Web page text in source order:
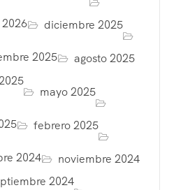
diciembre 2025
2025
agosto 2025
mayo 2025
febrero 2025
2024
noviembre 2024
2024